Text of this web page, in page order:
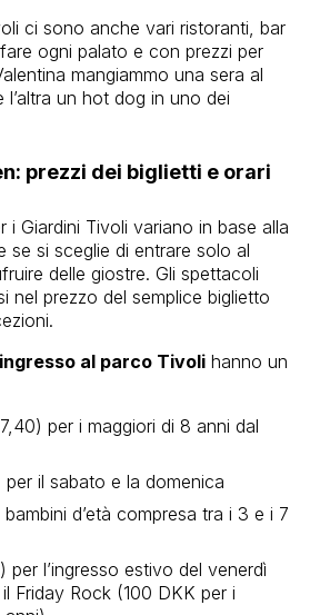
ci sono anche vari ristoranti, bar
ogni palato e con prezzi per
mangiammo una sera al
un hot dog in uno dei
prezzi dei biglietti e orari
i Giardini Tivoli variano in base alla
se si sceglie di entrare solo al
delle giostre. Gli spettacoli
nel prezzo del semplice biglietto
al parco Tivoli hanno un
per i maggiori di 8 anni dal
il sabato e la domenica
d’età compresa tra i 3 e i 7
l’ingresso estivo del venerdì
Friday Rock (100 DKK per i